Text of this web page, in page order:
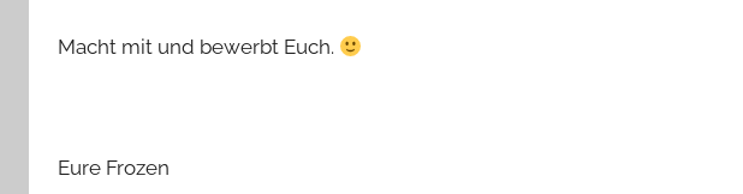
Macht mit und bewerbt Euch.
Eure Frozen